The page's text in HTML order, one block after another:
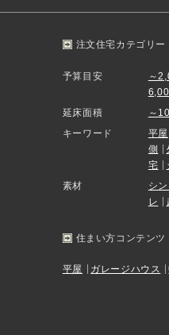
注文住宅カテゴリー
予算目安 ～
延床面積
～
キーワード
平屋
側
宅
素材
シ
レ
住まい方コンテンツ
平屋 ガレージハウス